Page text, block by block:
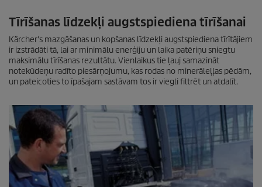
Tīrīšanas līdzekļi augstspiediena tīrīšanai
Kärcher's mazgāšanas un kopšanas līdzekļi augstspiediena tīrītājiem
ir izstrādāti tā, lai ar minimālu enerģiju un laika patēriņu sniegtu
maksimālu tīrīšanas rezultātu. Vienlaikus tie ļauj samazināt
notekūdeņu radīto piesārņojumu, kas rodas no minerāleļļas pēdām,
un pateicoties to īpašajam sastāvam tos ir viegli filtrēt un atdalīt.